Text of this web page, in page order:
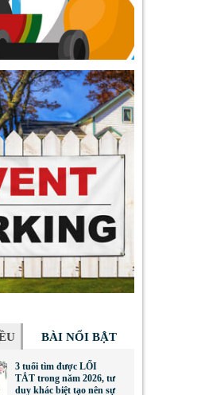
BÀI NỔI BẬT
3 tuổi tìm được LỐI
TẮT trong năm 2026, tư
duy khác biệt tạo nên sự